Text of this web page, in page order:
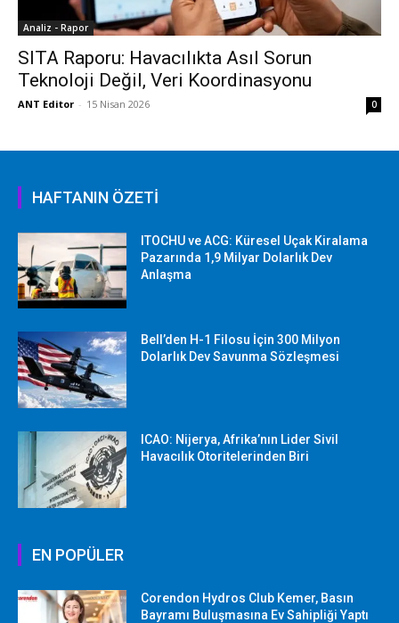
Analiz - Rapor
SITA Raporu: Havacılıkta Asıl Sorun
Teknoloji Değil, Veri Koordinasyonu
ANT Editor - 15 Nisan 2026 0
HAFTANIN ÖZETİ
ITOCHU ve ACG: Küresel Uçak Kiralama
Pazarında 1,9 Milyar Dolarlık Dev
Anlaşma
Bell’den H-1 Filosu İçin 300 Milyon
Dolarlık Dev Savunma Sözleşmesi
ICAO: Nijerya, Afrika’nın Lider Sivil
Havacılık Otoritelerinden Biri
EN POPÜLER
Corendon Hydros Club Kemer, Basın
Bayramı Buluşmasına Ev Sahipliği Yaptı